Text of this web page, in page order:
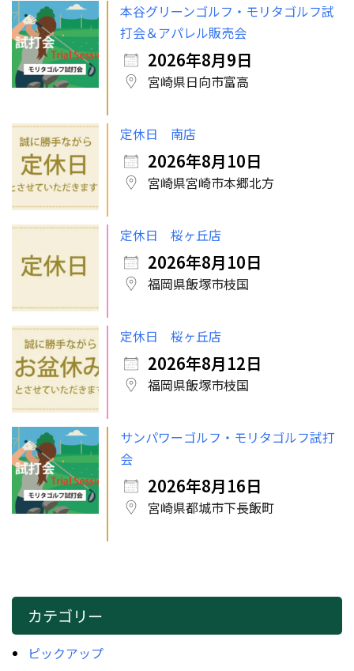
本谷グリーンゴルフ・モリタゴルフ試
打会＆アパレル販売会
2026年8月9日
宮崎県日向市富高
定休日 南店
2026年8月10日
宮崎県宮崎市本郷北方
定休日 桜ヶ丘店
2026年8月10日
福岡県飯塚市枝国
定休日 桜ヶ丘店
2026年8月12日
福岡県飯塚市枝国
サンパワーゴルフ・モリタゴルフ試打
会
2026年8月16日
宮崎県都城市下長飯町
カテゴリー
ピックアップ